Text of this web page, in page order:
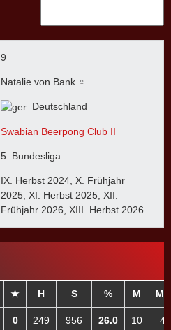
9
Natalie von Bank ♀
Deutschland
Swabian Beerpong Club II
5. Bundesliga
IX. Herbst 2024, X. Frühjahr
2025, XI. Herbst 2025, XII.
Frühjahr 2026, XIII. Herbst 2026
★ H S % M M+
0 249 956 26.0 10 4